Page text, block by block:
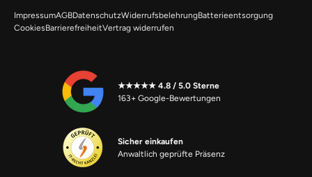
ImpressumAGBDatenschutzWiderrufsbelehrungBatterieentsorgung
CookiesBarrierefreiheitVertrag widerrufen
★★★★★ 4.8 / 5.0 Sterne
163+ Google-Bewertungen
Sicher einkaufen
Anwaltlich geprüfte Präsenz